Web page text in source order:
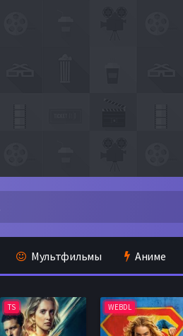
Мультфильмы Аниме
TS WEBDL